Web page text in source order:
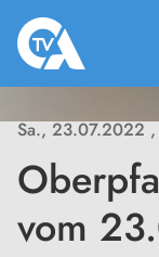
Sa., 23.07.2022
vom